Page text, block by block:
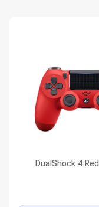
دسته PS4 قرمز DualShock 4 Red